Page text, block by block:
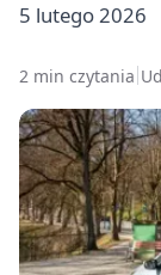
5 lutego 2026
2 min czytania